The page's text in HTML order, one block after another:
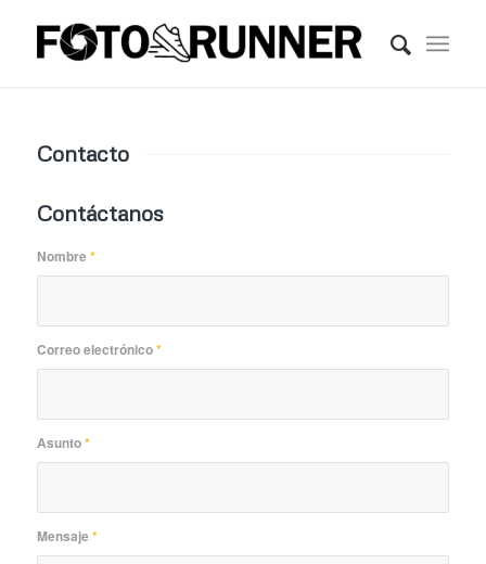
Contacto
Contáctanos
Nombre *
Correo electrónico*
Asunto*
Mensaje *